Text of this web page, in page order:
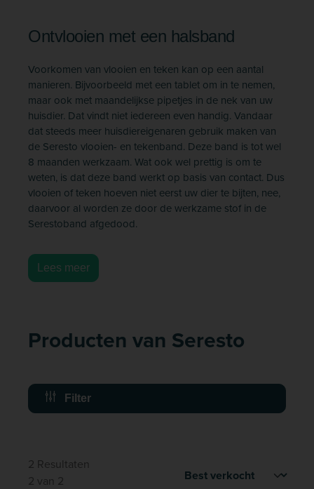
Ontvlooien met een halsband
Voorkomen van vlooien en teken kan op een aantal
manieren. Bijvoorbeeld met een tablet om in te nemen,
maar ook met maandelijkse pipetjes in de nek van uw
huisdier. Dat vindt niet iedereen even handig. Vandaar
dat steeds meer huisdiereigenaren gebruik maken van
de Seresto vlooien- en tekenband. Deze band is tot wel
8 maanden werkzaam. Wat ook wel prettig is om te
weten, is dat deze band werkt op basis van contact. Dus
vlooien of teken hoeven niet eerst uw dier te bijten, nee,
daarvoor al worden ze door de werkzame stof in de
Serestoband afgedood.
Lees meer
Producten van Seresto
Filter
2 Resultaten
2 van 2